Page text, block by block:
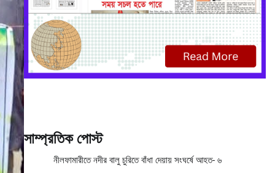
সাম্প্রতিক পোস্ট
নীলফামারীতে নদীর বালু চুরিতে বাঁধা দেয়ায় সংঘর্ষে আহত- ৬